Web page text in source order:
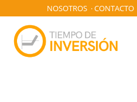
NOSOTROS ·CONTACTO